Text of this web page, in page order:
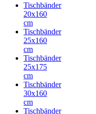
Tischbänder
20x160
cm
Tischbänder
25x160
cm
Tischbänder
25x175
cm
Tischbänder
30x160
cm
Tischbänder